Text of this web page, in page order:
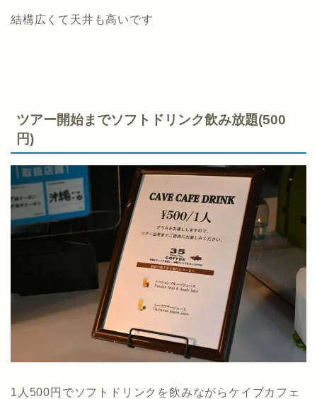
結構広くて天井も高いです
ツアー開始までソフトドリンク飲み放題(500
円)
1人500円でソフトドリンクを飲みながらケイブカフェ